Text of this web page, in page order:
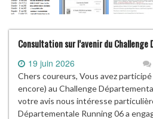
Consultation sur l’avenir du
19 juin 2026
Chers coureurs, Vous avez participé
encore) au Challenge
votre avis nous intéresse
Départementale Running 06 a